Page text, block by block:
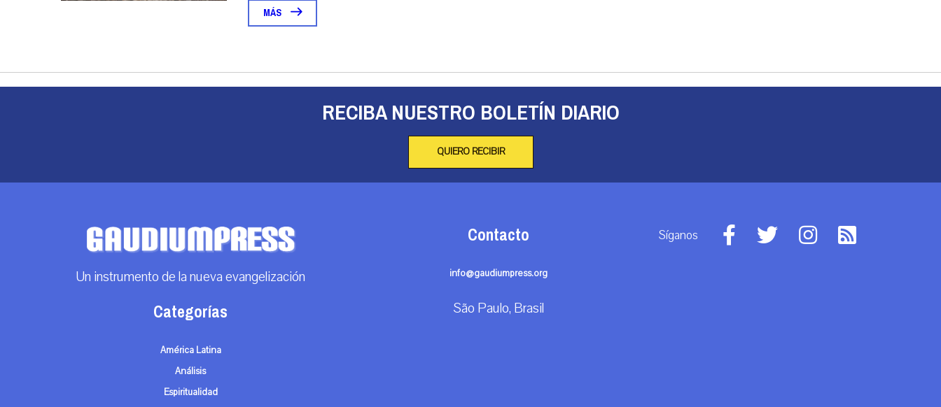
MÁS
RECIBA NUESTRO BOLETÍN DIARIO
QUIERO RECIBIR
Un instrumento de la nueva evangelización
Categorías
América Latina
Análisis
Espiritualidad
Contacto
info@gaudiumpress.org
São Paulo, Brasil
Síganos